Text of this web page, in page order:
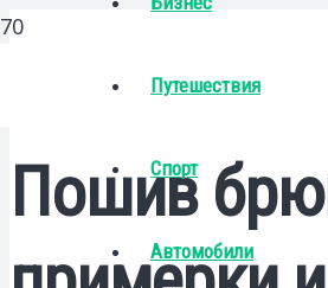
Путешествия
Спорт
Автомобили
Пошив